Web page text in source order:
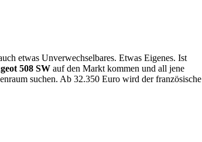
etwas Unverwechselbares. Etwas Eigenes. Ist
508 SW auf den Markt kommen und all jene
suchen. Ab 32.350 Euro wird der französische